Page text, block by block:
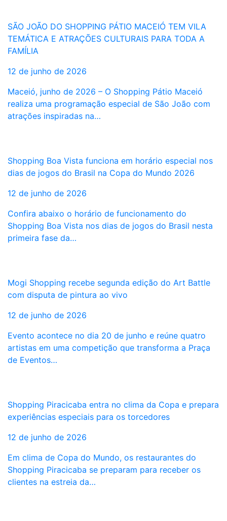
SÃO JOÃO DO SHOPPING PÁTIO MACEIÓ TEM VILA
TEMÁTICA E ATRAÇÕES CULTURAIS PARA TODA A
FAMÍLIA
12 de junho de 2026
Maceió, junho de 2026 – O Shopping Pátio Maceió
realiza uma programação especial de São João com
atrações inspiradas na…
Shopping Boa Vista funciona em horário especial nos
dias de jogos do Brasil na Copa do Mundo 2026
12 de junho de 2026
Confira abaixo o horário de funcionamento do
Shopping Boa Vista nos dias de jogos do Brasil nesta
primeira fase da…
Mogi Shopping recebe segunda edição do Art Battle
com disputa de pintura ao vivo
12 de junho de 2026
Evento acontece no dia 20 de junho e reúne quatro
artistas em uma competição que transforma a Praça
de Eventos…
Shopping Piracicaba entra no clima da Copa e prepara
experiências especiais para os torcedores
12 de junho de 2026
Em clima de Copa do Mundo, os restaurantes do
Shopping Piracicaba se preparam para receber os
clientes na estreia da…